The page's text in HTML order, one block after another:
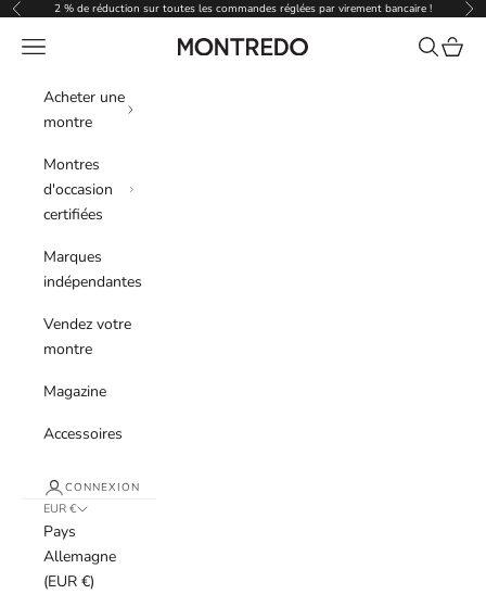
Passer au contenu
Précédent2 % de réduction sur toutes les commandes réglées par virement bancaire !
Montredo
Menu Recherche
Panier
Acheter une
montre
Montres
d'occasion
certifiées
Marques
indépendantes
Vendez votre
montre
Magazine
Accessoires
CONNEXION
EUR €
Pays
Allemagne
(EUR €)